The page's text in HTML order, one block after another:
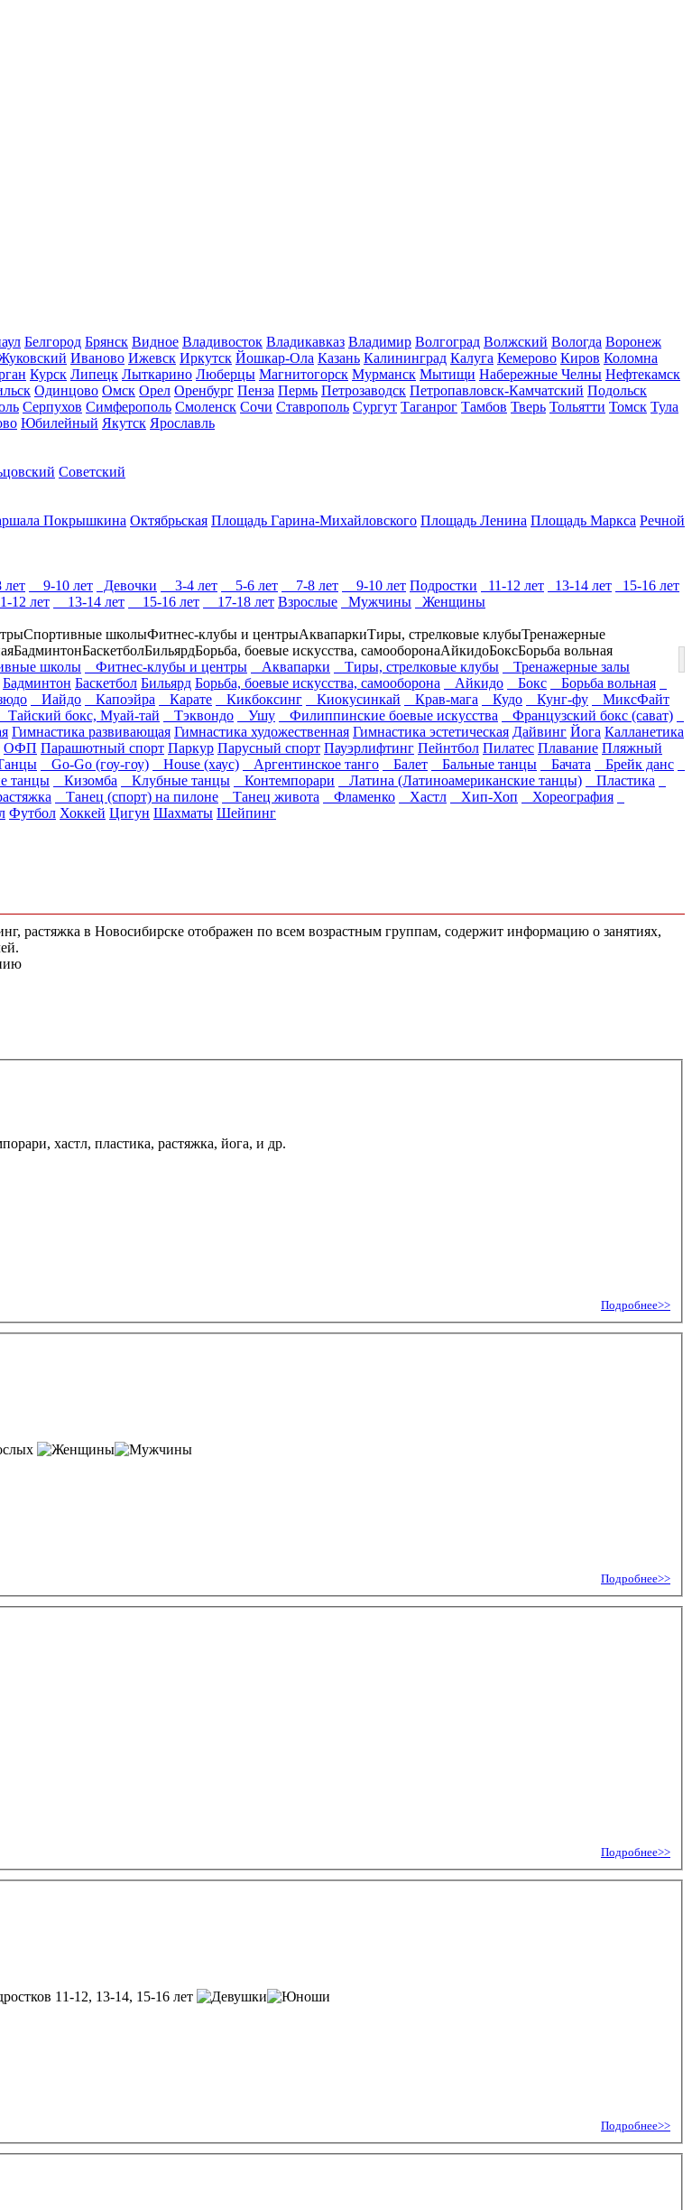
Белгород Брянск Видное Владивосток Владикавказ Владимир Волгоград Волжский Вологда Воронеж
Иваново Ижевск Иркутск Йошкар-Ола Казань Калининград Калуга Кемерово Киров Коломна
Курск Липецк Лыткарино Люберцы Магнитогорск Мурманск Мытищи Набережные Челны Нефтекамск
Одинцово Омск Орел Оренбург Пенза Пермь Петрозаводск Петропавловск-Камчатский Подольск
Серпухов Симферополь Смоленск Сочи Ставрополь Сургут Таганрог Тамбов Тверь Тольятти Томск Тула
Юбилейный Якутск Ярославль
Советский
Покрышкина Октябрьская Площадь Гарина-Михайловского Площадь Ленина Площадь Маркса Речной
9-10 лет Девочки 3-4 лет 5-6 лет 7-8 лет 9-10 лет Подростки 11-12 лет 13-14 лет
15-16 лет
12 лет 13-14 лет 15-16 лет 17-18 лет Взрослые Мужчины
Женщины
Спортивные школыФитнес-клубы и центрыАквапаркиТиры, стрелковые клубыТренажерные
БадминтонБаскетболБильярдБорьба, боевые искусства, самооборонаАйкидоБоксБорьба вольная
школы Фитнес-клубы и центры Аквапарки Тиры, стрелковые клубы
Тренажерные залы
Бадминтон Баскетбол Бильярд Борьба, боевые искусства, самооборона Айкидо Бокс
Борьба вольная
Иайдо Капоэйра Карате Кикбоксинг Киокусинкай Крав-мага Кудо Кунг-фу
МиксФайт
Тайский бокс, Муай-тай Тэквондо Ушу Филиппинские боевые искусства
Французский бокс (сават)
Гимнастика развивающая Гимнастика художественная Гимнастика эстетическая Дайвинг Йога Калланетика
ОФП Парашютный спорт Паркур Парусный спорт Пауэрлифтинг Пейнтбол Пилатес Плавание Пляжный
Go-Go (гоу-гоу) House (хаус) Аргентинское танго Балет Бальные танцы Бачата
Брейк данс
танцы Кизомба Клубные танцы Контемпорари Латина (Латиноамериканские танцы)
Пластика
Танец (спорт) на пилоне Танец живота Фламенко Хастл Хип-Хоп
Хореография
Футбол Хоккей Цигун Шахматы Шейпинг
растяжка в Новосибирске отображен по всем возрастным группам, содержит информацию о занятиях,
хастл, пластика, растяжка, йога, и др.
Подробнее>>
Подробнее>>
Подробнее>>
11-12, 13-14, 15-16 лет
Подробнее>>